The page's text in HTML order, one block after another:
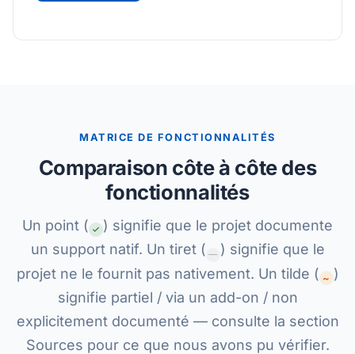
MATRICE DE FONCTIONNALITÉS
Comparaison côte à côte des
fonctionnalités
Un point (
) signifie que le projet documente
un support natif. Un tiret ( — ) signifie que le
projet ne le fournit pas nativement. Un tilde ( ~ )
signifie partiel / via un add-on / non
explicitement documenté — consulte la section
Sources pour ce que nous avons pu vérifier.